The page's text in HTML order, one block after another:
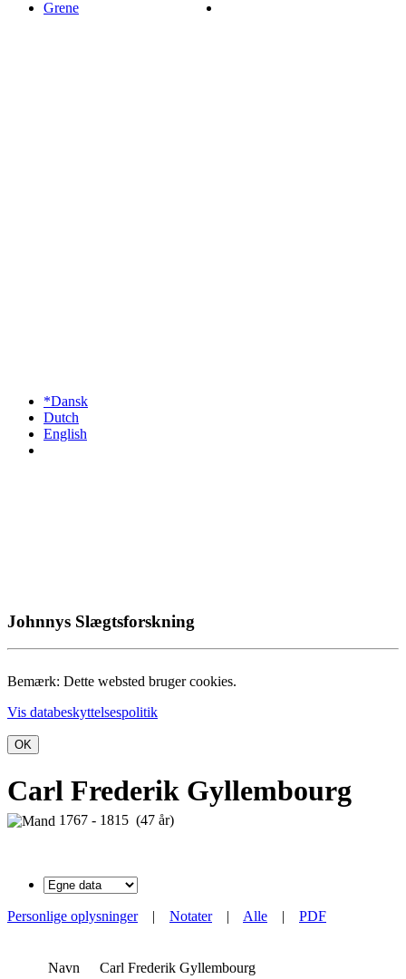
Grene
*Dansk
Dutch
English
Johnnys Slægtsforskning
Bemærk: Dette websted bruger cookies.
Vis databeskyttelsespolitik
OK
Carl Frederik Gyllembourg
1767 - 1815 (47 år)
Personlige oplysninger| Notater| Alle | PDF
Navn Carl Frederik Gyllembourg